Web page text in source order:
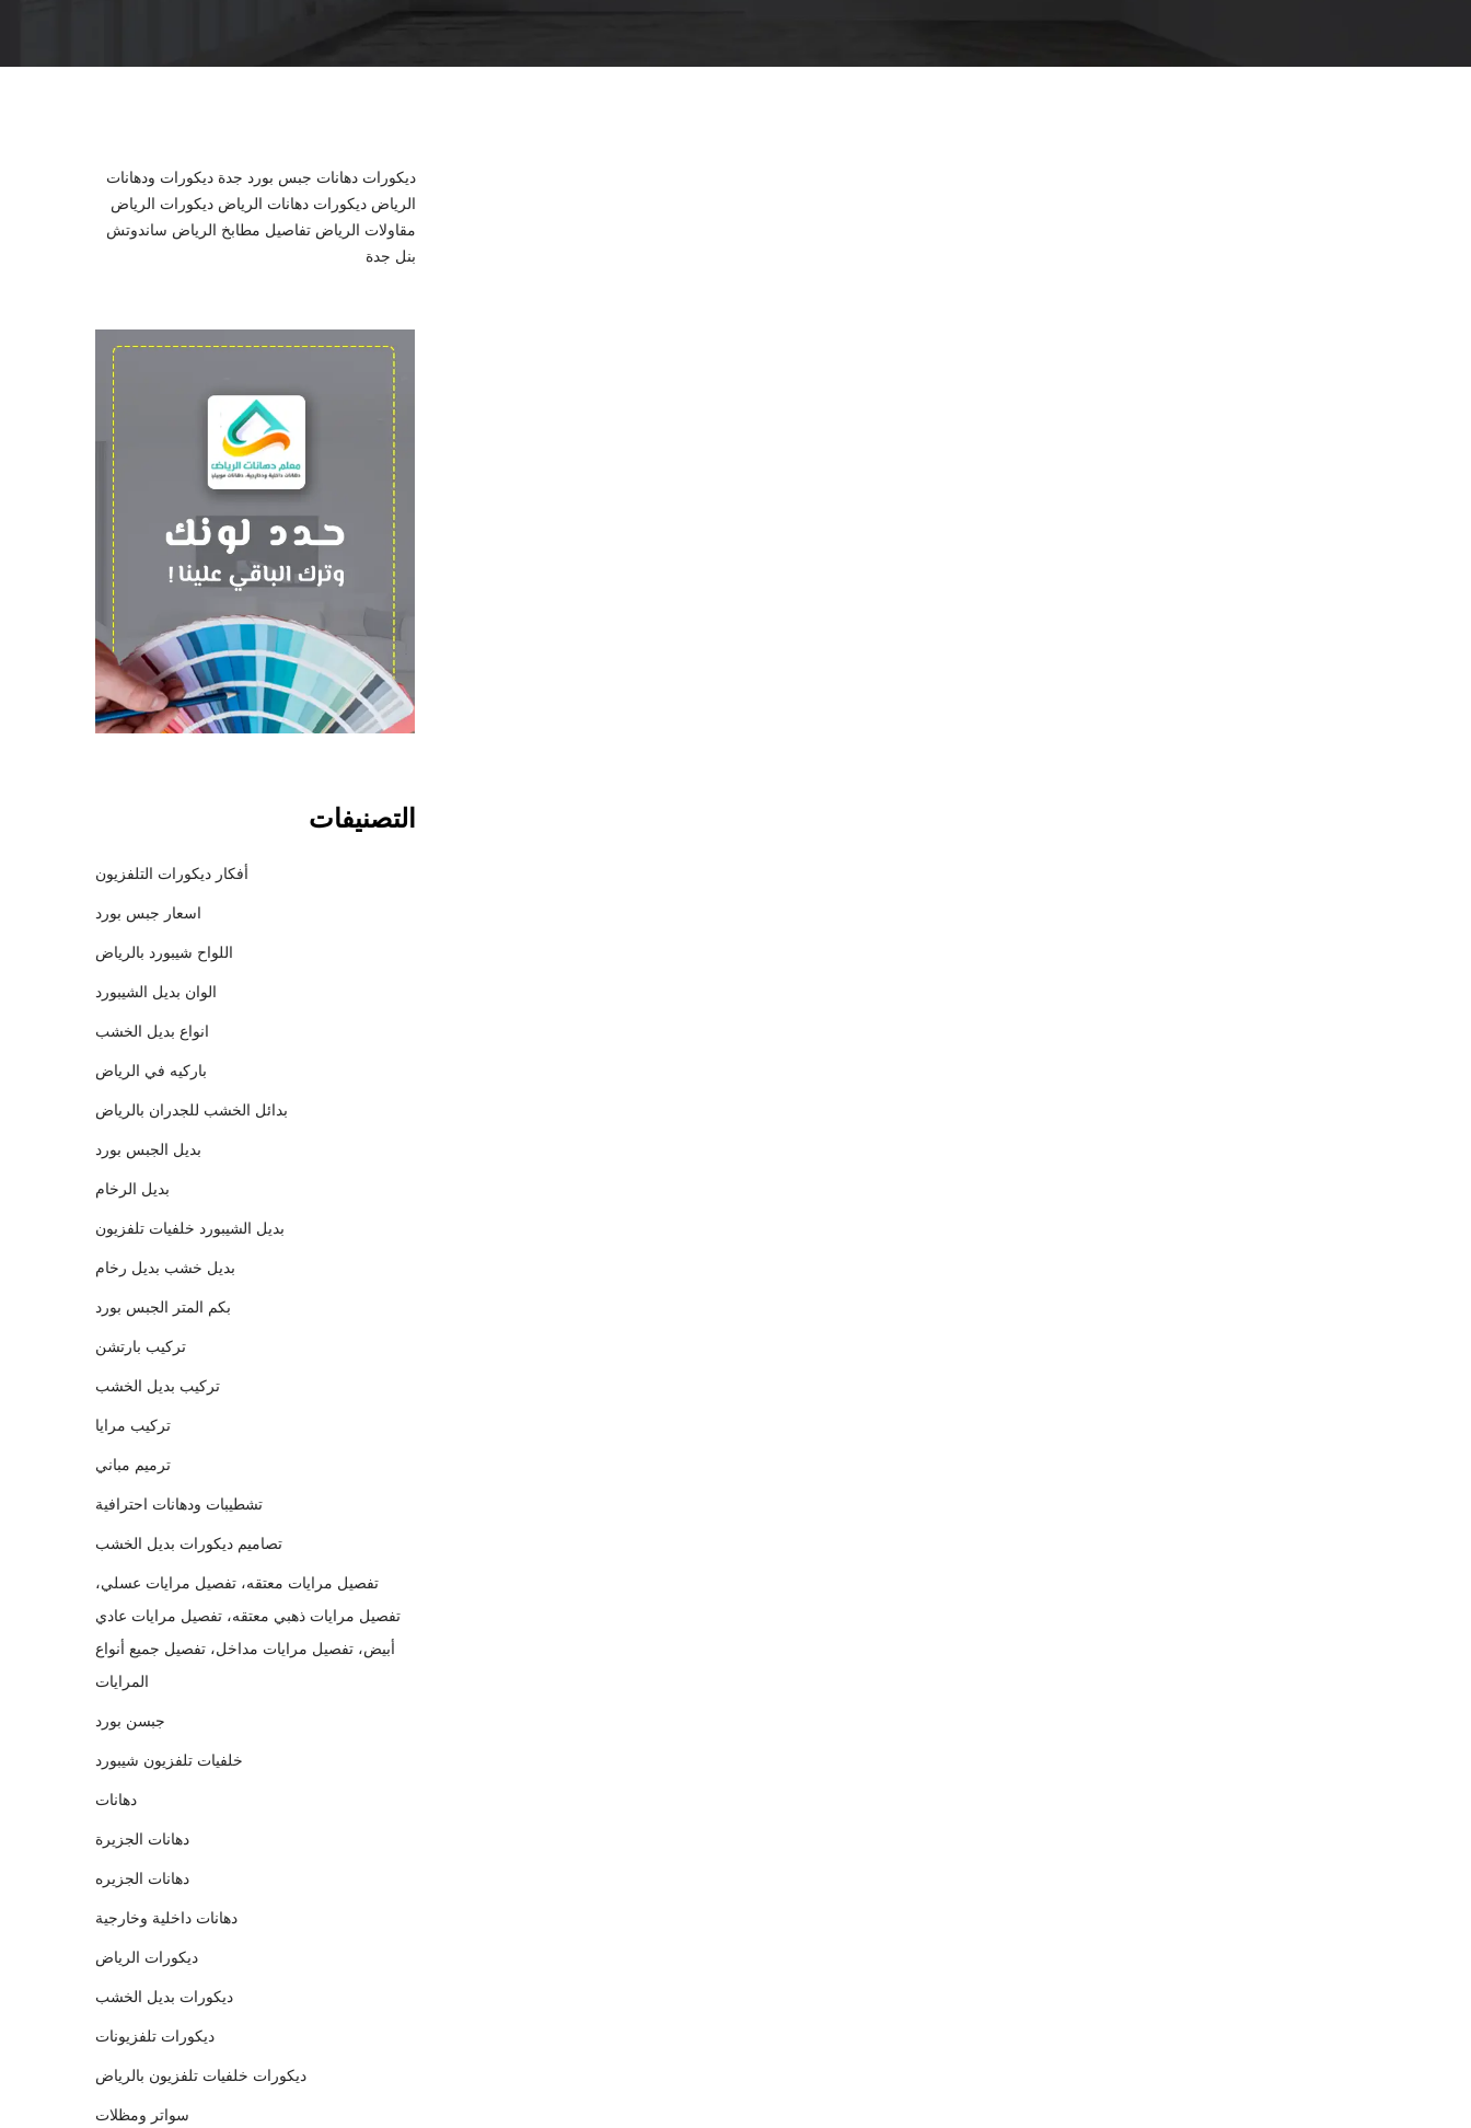
ديكورات دهانات جبس بورد جدةديكورات ودهانات
الرياض ديكورات دهانات الرياض ديكورات الرياض
مقاولات الرياض تفاصيل مطابخ الرياض ساندوتش
بنل جدة
التصنيفات
أفكار ديكورات التلفزيون
اسعار جبس بورد
اللواح شيبورد بالرياض
الوان بديل الشيبورد
انواع بديل الخشب
باركيه في الرياض
بدائل الخشب للجدران بالرياض
بديل الجبس بورد
بديل الرخام
بديل الشيبورد خلفيات تلفزيون
بديل خشب بديل رخام
بكم المتر الجبس بورد
تركيب بارتشن
تركيب بديل الخشب
تركيب مرايا
ترميم مباني
تشطيبات ودهانات احترافية
تصاميم ديكورات بديل الخشب
تفصيل مرايات معتقه، تفصيل مرايات عسلي،
تفصيل مرايات ذهبي معتقه، تفصيل مرايات عادي
أبيض، تفصيل مرايات مداخل، تفصيل جميع أنواع
المرايات
جبسن بورد
خلفيات تلفزيون شيبورد
دهانات
دهانات الجزيرة
دهانات الجزيره
دهانات داخلية وخارجية
ديكورات الرياض
ديكورات بديل الخشب
ديكورات تلفزيونات
ديكورات خلفيات تلفزيون بالرياض
سواتر ومظلات